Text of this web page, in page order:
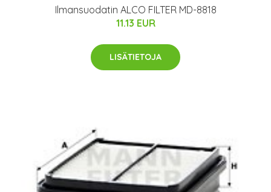
Ilmansuodatin ALCO FILTER MD-8818
11.13 EUR
LISÄTIETOJA